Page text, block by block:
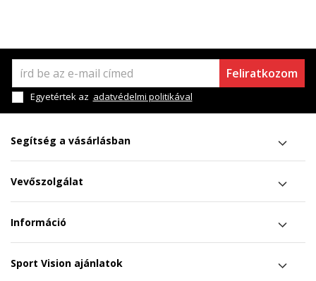
Feliratkozom
Egyetértek az adatvédelmi politikával
Segítség a vásárlásban
Vevőszolgálat
Információ
Sport Vision ajánlatok